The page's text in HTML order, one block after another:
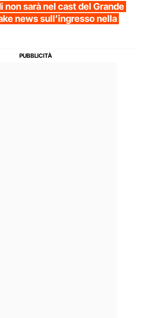
non sarà nel cast del Grande
news sull’ingresso nella